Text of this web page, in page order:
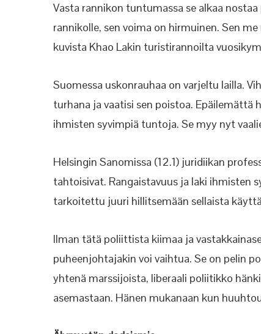
Vasta rannikon tuntumassa se alkaa
rannikolle, sen voima on hirmuinen. Sen
kuvista Khao Lakin turistirannoilta
Suomessa uskonrauhaa on varjeltu lailla.
turhana ja vaatisi sen poistoa. Epäilemättä
ihmisten syvimpiä tuntoja. Se myy nyt
Helsingin Sanomissa (12.1) juridiikan
tahtoisivat. Rangaistavuus ja laki ihmisten
tarkoitettu juuri hillitsemään sellaista
Ilman tätä poliittista kiimaa ja
puheenjohtajakin voi vaihtua. Se on pelin
yhtenä marssijoista, liberaali poliitikko
asemastaan. Hänen mukanaan kun